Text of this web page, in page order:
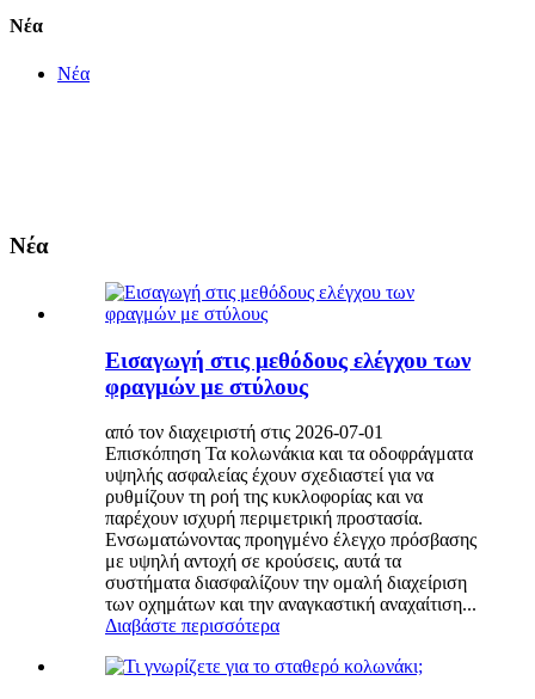
Νέα
Νέα
Νέα
Εισαγωγή στις μεθόδους ελέγχου των
φραγμών με στύλους
από τον διαχειριστή στις 2026-07-01
Επισκόπηση Τα κολωνάκια και τα οδοφράγματα
υψηλής ασφαλείας έχουν σχεδιαστεί για να
ρυθμίζουν τη ροή της κυκλοφορίας και να
παρέχουν ισχυρή περιμετρική προστασία.
Ενσωματώνοντας προηγμένο έλεγχο πρόσβασης
με υψηλή αντοχή σε κρούσεις, αυτά τα
συστήματα διασφαλίζουν την ομαλή διαχείριση
των οχημάτων και την αναγκαστική αναχαίτιση...
Διαβάστε περισσότερα